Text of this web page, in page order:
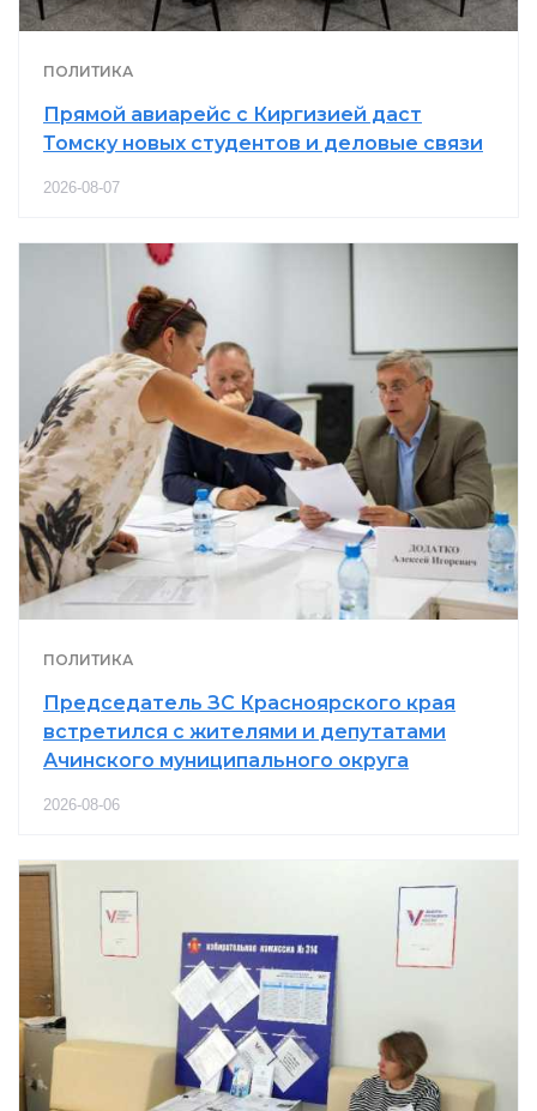
ПОЛИТИКА
Прямой авиарейс с Киргизией даст
Томску новых студентов и деловые связи
2026-08-07
ПОЛИТИКА
Председатель ЗС Красноярского края
встретился с жителями и депутатами
Ачинского муниципального округа
2026-08-06